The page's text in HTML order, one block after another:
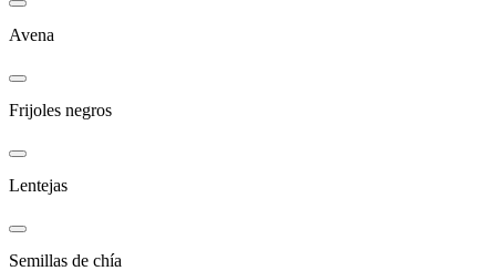
Avena
Frijoles negros
Lentejas
Semillas de chía